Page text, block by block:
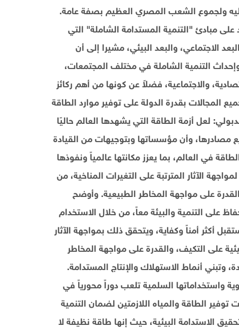
عليه ولجموع الشعب المصري العظيم بصفة عامة.
الوزراء: إن "رؤية مصر 2030" تستند على مبادئ "التنمية المستدامة الشاملة" التي
الاجتماعي، والبعد البيئي، مشيرا إلى أن
تعد الركيزة الأساسية لتحقيق رؤية مصر 2030 وإحداث التنمية الشاملة في مختلف المجتمعات،
والاجتماعية، فضلاً عن كونها من أهم ركائز
المجالات بقدرة الدولة على توفير موارد الطاقة
لعل أزمة الطاقة التي يشهدها العالم حاليًا
مصادرها، وأن مؤسساتها وبتوجيهات من القيادة
في العالم، بما يعزز مكانتها عالمياً ونفوذها
حيث تُعطي رؤية مصر 2030 أهمية لمواجهة الآثار المترتبة على التغيرات المناخية، من
على مواجهة المخاطر الطبيعية. وأوضح
تسعى أيضا إلى الحفاظ على التنمية والبيئة معاً، من خلال الاستخدام
أكثر أمناً وكفاية، ويتحقق ذلك بمواجهة الآثار
على التكيف، والقدرة على مواجهة المخاطر
وتبني أنماط الاستهلاك والإنتاج المستدامة.
واستخداماتها السلمية تلعب دوراً محورياً في
الطاقة والمياه اللازمتين لضمان التنمية
الاستدامة البيئية، حيث إنها طاقة نظيفة لا